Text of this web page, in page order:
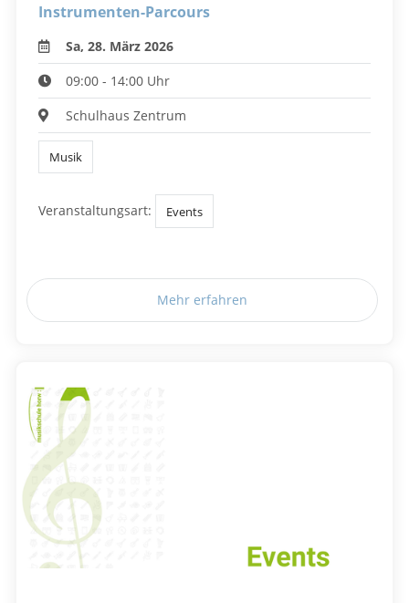
Instrumenten-Parcours
Sa, 28. März 2026
09:00 - 14:00 Uhr
Schulhaus Zentrum
Musik
Veranstaltungsart: Events
Mehr erfahren